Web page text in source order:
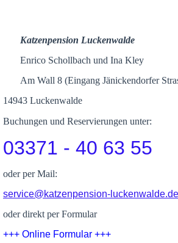
Katzenpension Luckenwalde
Enrico Schollbach und Ina Kley
Am Wall 8 (Eingang Jänickendorfer
14943 Luckenwalde
Buchungen und Reservierungen unter:
03371 - 40 63 55
oder per Mail:
service@katzenpension-luckenwalde.de
oder direkt per Formular
+++ Online Formular +++